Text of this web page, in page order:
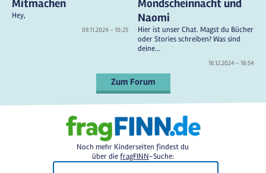
Mitmachen
Hey,
09.11.2024 - 10:25
Mondscheinnacht und
Naomi
Hier ist unser Chat. Magst du Bücher
oder Stories schreiben? Was sind
deine...
16.12.2024 - 16:54
Zum Forum
Noch mehr Kinderseiten findest du
über diefragFINN-Suche: